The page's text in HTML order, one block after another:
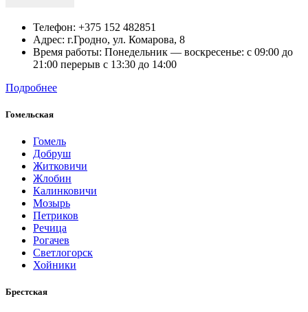
Телефон: +375 152 482851
Адрес: г.Гродно, ул. Комарова, 8
Время работы: Понедельник — воскресенье: c 09:00 до
21:00 перерыв с 13:30 до 14:00
Подробнее
Гомельская
Гомель
Добруш
Житковичи
Жлобин
Калинковичи
Мозырь
Петриков
Речица
Рогачев
Светлогорск
Хойники
Брестская